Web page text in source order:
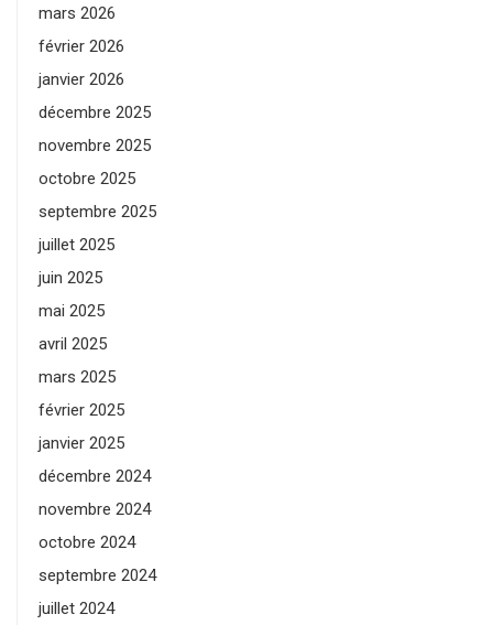
mars 2026
février 2026
janvier 2026
décembre 2025
novembre 2025
octobre 2025
septembre 2025
juillet 2025
juin 2025
mai 2025
avril 2025
mars 2025
février 2025
janvier 2025
décembre 2024
novembre 2024
octobre 2024
septembre 2024
juillet 2024